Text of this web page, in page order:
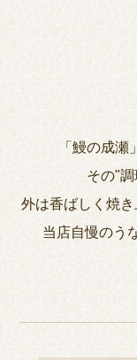
「鰻の成
その"調
外は香ばしく焼
当店自慢のう